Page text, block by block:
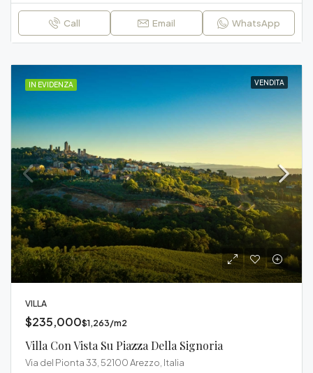
Call Email WhatsApp
IN EVIDENZA VENDITA
VILLA
$235,000$1,263/m2
Villa Con Vista Su Piazza Della Signoria
Via del Pionta 33, 52100 Arezzo, Italia